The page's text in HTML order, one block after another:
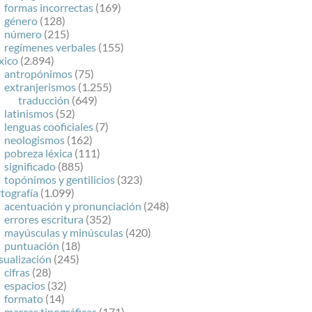
formas incorrectas (169)
género (128)
número (215)
regímenes verbales (155)
(2.894)
antropónimos (75)
extranjerismos (1.255)
traducción (649)
latinismos (52)
lenguas cooficiales (7)
neologismos (162)
pobreza léxica (111)
significado (885)
topónimos y gentilicios (323)
(1.099)
acentuación y pronunciación (248)
errores escritura (352)
mayúsculas y minúsculas (420)
puntuación (18)
(245)
cifras (28)
espacios (32)
formato (14)